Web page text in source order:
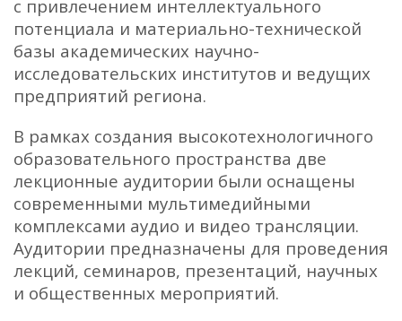
с привлечением интеллектуального
потенциала и материально-технической
базы академических научно-
исследовательских институтов и ведущих
предприятий региона.
В рамках создания высокотехнологичного
образовательного пространства две
лекционные аудитории были оснащены
современными мультимедийными
комплексами аудио и видео трансляции.
Аудитории предназначены для проведения
лекций, семинаров, презентаций, научных
и общественных мероприятий.